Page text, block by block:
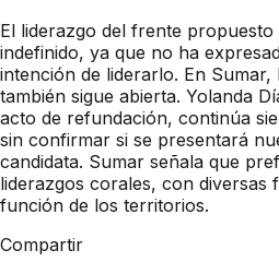
El liderazgo del frente
indefinido, ya que no ha
intención de liderarlo. En
también sigue abierta. Yolanda
acto de refundación, continúa
sin confirmar si se presentará
candidata. Sumar señala que
liderazgos corales, con diversas
función de los territorios.
Compartir